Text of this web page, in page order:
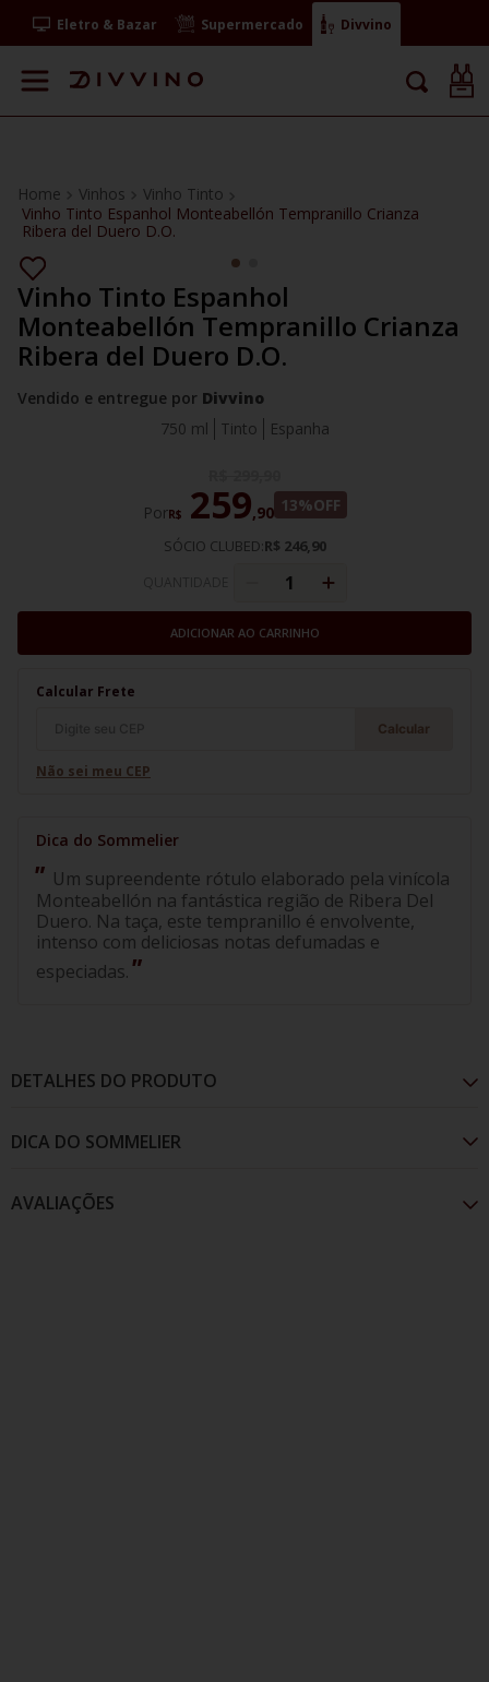
Eletro & Bazar Supermercado Divvino
Vinhos
Vinho Tinto
Vinho Tinto Espanhol Monteabellón Tempranillo Crianza
Ribera del Duero D.O.
Vinho Tinto Espanhol
Monteabellón Tempranillo Crianza
Ribera del Duero D.O.
Vendido e entregue por Divvino
Tinto
Espanha
750 ml
PorR$ 259,90 13%OFF
SÓCIO CLUBED:R$ 246,90
ADICIONAR AO CARRINHO
Calcular Frete
Calcular
Não sei meu CEP
Um supreendente rótulo elaborado pela vinícola
Monteabellón na fantástica região de Ribera Del
Duero. Na taça, este tempranillo é envolvente,
intenso com deliciosas notas defumadas e
especiadas.
DETALHES DO PRODUTO
Um supreendente rótulo elaborado pela vinícola
AVALIAÇÕES